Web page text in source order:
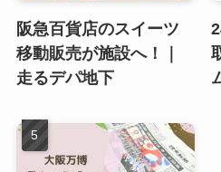
阪急百貨店のスイーツ
移動販売が施設へ！｜
走るデパ地下